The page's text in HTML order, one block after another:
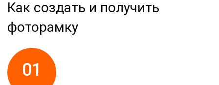
Как создать и получить
фоторамку
01